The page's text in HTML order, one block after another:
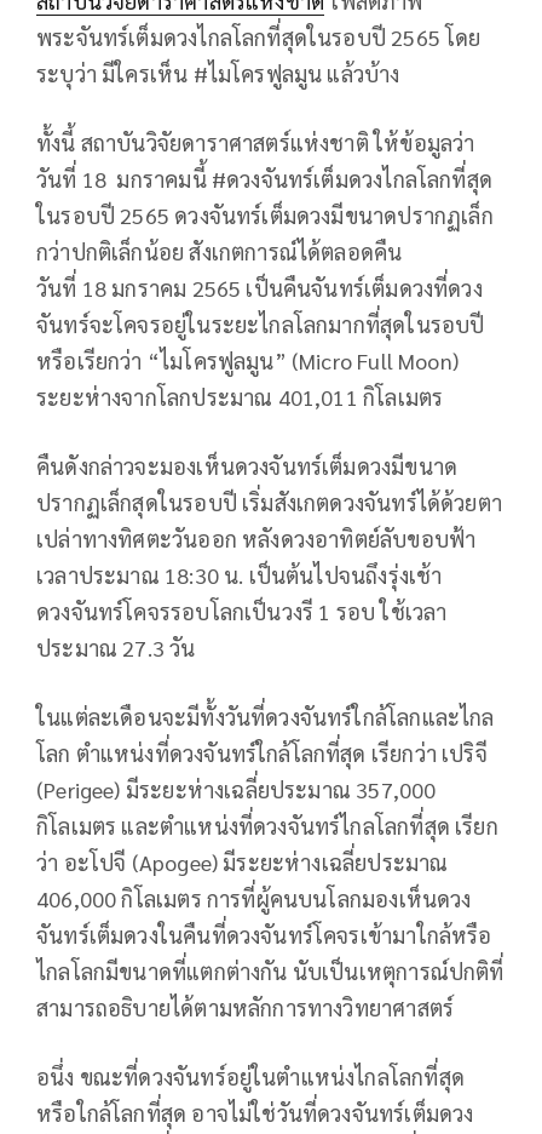
พระจันทร์เต็มดวงไกลโลกที่สุดในรอบปี 2565 โดย
ระบุว่า มีใครเห็น #ไมโครฟูลมูน แล้วบ้าง
ทั้งนี้ สถาบันวิจัยดาราศาสตร์แห่งชาติ ให้ข้อมูลว่า
วันที่ 18 มกราคมนี้ #ดวงจันทร์เต็มดวงไกลโลกที่สุด
ในรอบปี 2565 ดวงจันทร์เต็มดวงมีขนาดปรากฏเล็ก
กว่าปกติเล็กน้อย สังเกตการณ์ได้ตลอดคืน
วันที่ 18 มกราคม 2565 เป็นคืนจันทร์เต็มดวงที่ดวง
จันทร์จะโคจรอยู่ในระยะไกลโลกมากที่สุดในรอบปี
หรือเรียกว่า “ไมโครฟูลมูน” (Micro Full Moon)
ระยะห่างจากโลกประมาณ 401,011 กิโลเมตร
คืนดังกล่าวจะมองเห็นดวงจันทร์เต็มดวงมีขนาด
ปรากฏเล็กสุดในรอบปี เริ่มสังเกตดวงจันทร์ได้ด้วยตา
เปล่าทางทิศตะวันออก หลังดวงอาทิตย์ลับขอบฟ้า
เวลาประมาณ 18:30 น. เป็นต้นไปจนถึงรุ่งเช้า
ดวงจันทร์โคจรรอบโลกเป็นวงรี 1 รอบ ใช้เวลา
ประมาณ 27.3 วัน
ในแต่ละเดือนจะมีทั้งวันที่ดวงจันทร์ใกล้โลกและไกล
โลก ตำแหน่งที่ดวงจันทร์ใกล้โลกที่สุด เรียกว่า เปริจี
(Perigee) มีระยะห่างเฉลี่ยประมาณ 357,000
กิโลเมตร และตำแหน่งที่ดวงจันทร์ไกลโลกที่สุด เรียก
ว่า อะโปจี (Apogee) มีระยะห่างเฉลี่ยประมาณ
406,000 กิโลเมตร การที่ผู้คนบนโลกมองเห็นดวง
จันทร์เต็มดวงในคืนที่ดวงจันทร์โคจรเข้ามาใกล้หรือ
ไกลโลกมีขนาดที่แตกต่างกัน นับเป็นเหตุการณ์ปกติที่
สามารถอธิบายได้ตามหลักการทางวิทยาศาสตร์
อนึ่ง ขณะที่ดวงจันทร์อยู่ในตำแหน่งไกลโลกที่สุด
หรือใกล้โลกที่สุด อาจไม่ใช่วันที่ดวงจันทร์เต็มดวง